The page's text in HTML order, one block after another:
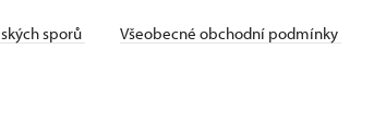
sporů Všeobecné obchodní podmínky